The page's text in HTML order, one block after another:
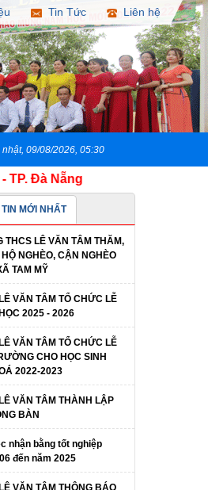
Tin Tức Liên hệ
nhật, 09/08/2026, 05:30
Nẵng
TIN MỚI NHẤT
THCS LÊ VĂN TÂM THĂM,
NGHÈO, CẬN NGHÈO
TAM MỸ
VĂN TÂM TỔ CHỨC LỄ
2025 - 2026
VĂN TÂM TỔ CHỨC LỄ
CHO HỌC SINH
2022-2023
VĂN TÂM THÀNH LẬP
BÀN
nhận bằng tốt nghiệp
đến năm 2025
VĂN TÂM THÔNG BÁO